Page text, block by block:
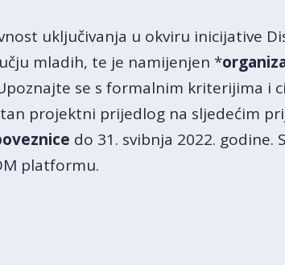
uključivanja u okviru inicijative
mladih, te je namijenjen *
se s formalnim kriterijima i
projektni prijedlog na sljedećim
do 31. svibnja 2022. godine.
platformu.